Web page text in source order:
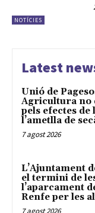
NOTÍCIES
Latest
Unió de
Agricultura no
pels efectes de
l’ametlla de
7 agost 2026
L’Ajuntament
el termini de
l’aparcament
Renfe per les
7 agost 2026